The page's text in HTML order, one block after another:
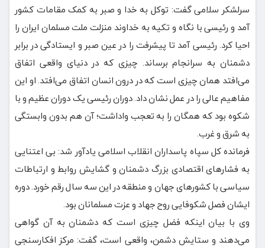
سرلشکر سلامی گفت: توکل به خدا و صبر به کمک مقامات کشور
آمد و رئیسی با نگاه و تکیه به خداوند منزلت ملت مسلمان ایران را
احیا کرد. رئیسی آمد تا پیشرفت را در عین صبر و ایستادگی در برابر
دشمنان به سرانجام برساند. چیزی که در دنیای واقعی اتفاق
می‌افتد همان چیزی است که در درون انسان اتفاق می‌افتد. او این
مفاهیم عالی را در عمل نشان داد. دوران رئیسی یک دوران عظیم و با
شکوه بود که همگان را به تعجب واداشت؛ آن هم بدون وابستگی
به شرق و غرب.
فرمانده کل سپاه پاسداران انقلاب اسلامی یادآور شد: بی اعتنایی
به فشارهای اقتصادی بزرگ دشمنان و گشایش روابط و ارتباطات
سیاسی با کشورهای جهان و منطقه در این سه سال رقم خورد. دوره
ایشان فصل شکوفایی روح جهاد و عزت مسلمانان بود.
وی با بیان اینکه فضل چیزی است که دشمنان به آن گواهی
می‌دهند و ستایش دشمن، واقعی است، گفت: مرکز افکارسنجی